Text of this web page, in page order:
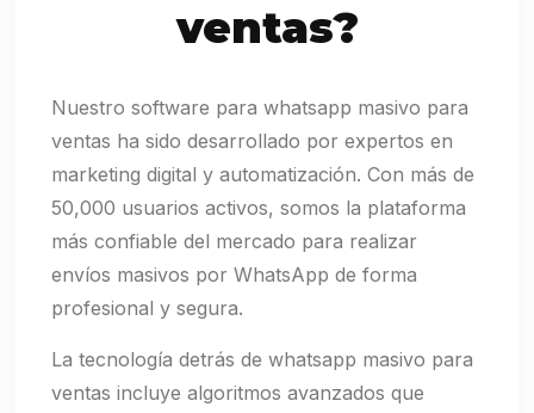
ventas?
Nuestro software para whatsapp masivo para
ventas ha sido desarrollado por expertos en
marketing digital y automatización. Con más de
50,000 usuarios activos, somos la plataforma
más confiable del mercado para realizar
envíos masivos por WhatsApp de forma
profesional y segura.
La tecnología detrás de whatsapp masivo para
ventas incluye algoritmos avanzados que